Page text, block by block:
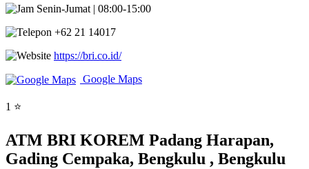
Senin-Jumat | 08:00-15:00
+62 21 14017
https://bri.co.id/
Google Maps
1 ⭐
ATM BRI KOREM Padang Harapan,
Gading Cempaka, Bengkulu , Bengkulu